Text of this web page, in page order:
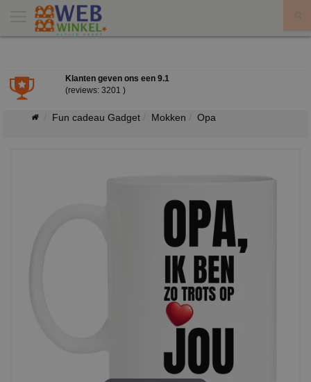
Klanten geven ons een 9.1
(reviews: 3201 )
Fun cadeau Gadget Mokken Opa